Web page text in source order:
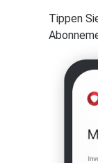
Tippen